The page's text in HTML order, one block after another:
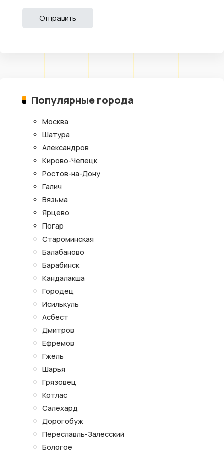
Популярные города
Москва
Шатура
Александров
Кирово-Чепецк
Ростов-на-Дону
Галич
Вязьма
Ярцево
Погар
Староминская
Балабаново
Барабинск
Кандалакша
Городец
Исилькуль
Асбест
Дмитров
Ефремов
Гжель
Шарья
Грязовец
Котлас
Салехард
Дорогобуж
Переславль-Залесский
Бологое